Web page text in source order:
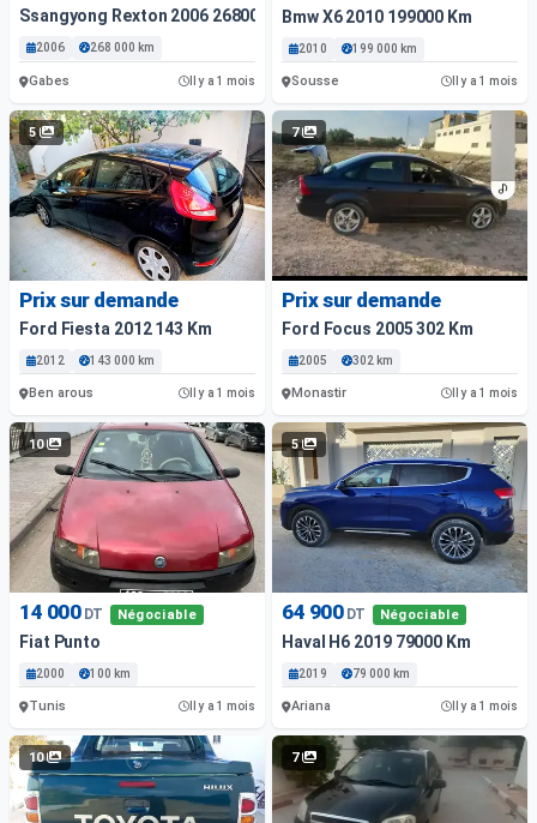
Ssangyong Rexton 2006 268000 Km
2006 268 000 km
Gabes Il y a 1 mois
Bmw X6 2010 199000 Km
2010 199 000 km
Sousse Il y a 1 mois
5
Prix sur demande
Ford Fiesta 2012 143 Km
2012 143 000 km
Ben arous Il y a 1 mois
7
Prix sur demande
Ford Focus 2005 302 Km
2005 302 km
Monastir Il y a 1 mois
10
14 000 DT Négociable
Fiat Punto
2000 100 km
Tunis Il y a 1 mois
5
64 900 DT Négociable
Haval H6 2019 79000 Km
2019 79 000 km
Ariana Il y a 1 mois
10 7